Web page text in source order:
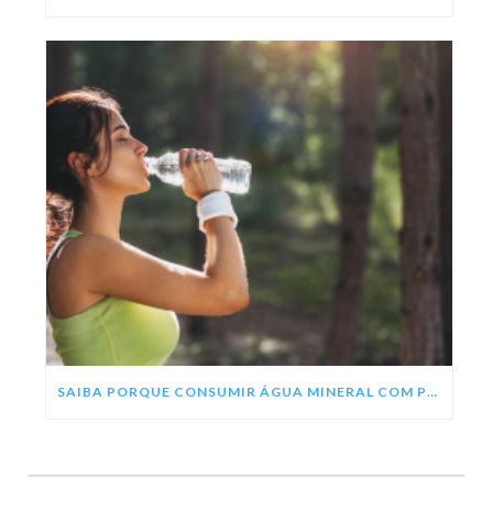
SAIBA PORQUE CONSUMIR ÁGUA MINERAL COM PH ALCALINO